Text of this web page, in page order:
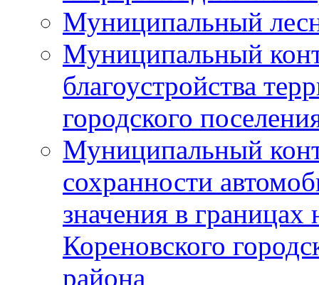
Муниципальный
Муниципальный
благоустройства
городского
Муниципальный
сохранности
значения в
Кореновского
района